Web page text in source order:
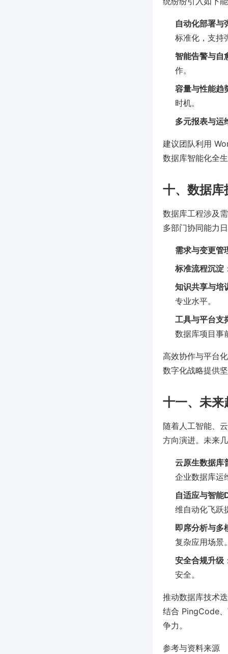
自动化部署与
标准化，支持
智能告警与自
作。
容量与性能趋
时机。
多元报表与运
建议团队利用
数据库智能化全
十、数据库
数据库工程涉及
多部门协同能力
需求与变更管
标准流程沉淀
知识共享与培
专业水平。
工具与平台支
数据库项目事
高效协作与平台
数字化战略提供
十一、未来
随着人工智能、
方向演进。未来
云原生数据库
企业数据库运
自适应与智能
维自动化飞跃
即席分析与多
复杂应用场景
安全合规升级
安全。
推动数据库技术
结合 PingCode
争力。
参考与资料来源